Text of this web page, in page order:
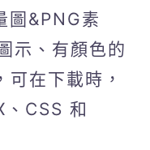
&PNG素
示、有顏色的
在下載時，
CSS 和